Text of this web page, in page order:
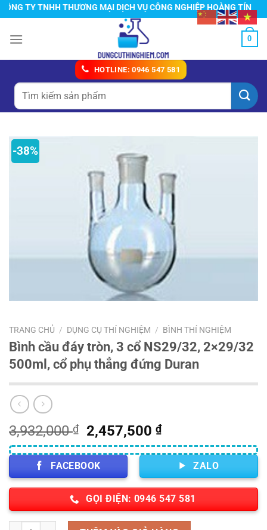
Chuyển
đến
nội
TY TNHH THƯƠNG MẠI DỊCH VỤ CÔNG NGHIỆP HOÀNG TÍN
0
HOTLINE: 0946 547 581
Tìm
kiếm:
-38%
TRANG CHỦ / DỤNG CỤ THÍ NGHIỆM / BÌNH THÍ NGHIỆM
Bình cầu đáy tròn, 3 cổ NS29/32, 2×29/32
500ml, cổ phụ thẳng đứng Duran
3,932,000₫
Giá
gốc
là:
3,932,000 ₫.
2,457,500₫Giá
hiện
tại
là:
2,457,500 ₫.
FACEBOOK ZALO
GỌI ĐIỆN: 0946 547 581
Số lượng